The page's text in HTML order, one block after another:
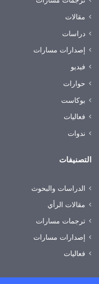
مقالات
دراسات
إصدارات مسارات
فيديو
حوارات
بوكاست
فعاليات
ندوات
التصنيفات
الدراسات والبحوث
مقالات الرأي
ترجمات مسارات
إصدارات مسارات
فعاليات